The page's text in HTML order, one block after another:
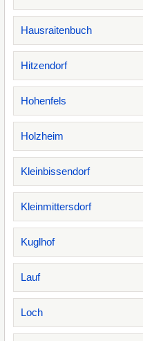
Hausraitenbuch
Hitzendorf
Hohenfels
Holzheim
Kleinbissendorf
Kleinmittersdorf
Kuglhof
Lauf
Loch